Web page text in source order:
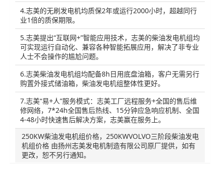
4.志美的无刷发电机均质保2年或运行2000小时，超越同行
业1倍的质保期限。
5.志美提出“互联网+”智能应用技术，志美的柴油发电机组均
可实现运行自动化、兼容各种智能拓展应用，解决了非专业
人士不会操作的尴尬问题。
6.志美柴油发电机组均配备8h日用底盘油箱，客户无需另行
购置外接式储油箱，柴油发电机组整体性更好。
7.志美“易+人”服务模式：志美工厂远程服务+全国的售后维
修网络，7*24h全国售后热线、15分钟应急响应机制、全国
4-48小时快速售后解决方案，志美赢在服务上。
250KW柴油发电机组价格，250KWVOLVO三阶段柴油发电
机组价格 由扬州志美发电机制造有限公司原厂提供，如有
更改，恕不另行通知。